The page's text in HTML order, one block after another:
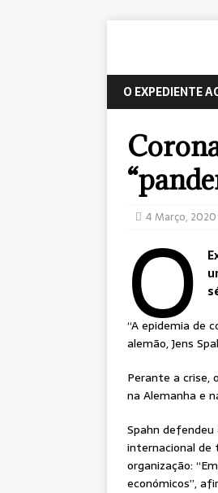
O EXPEDIENTE
4 Março, 2020
O
“A epidemia de
alemão, Jens
Perante a crise,
na Alemanha e
Spahn
internacional de
organização:
económicos”,